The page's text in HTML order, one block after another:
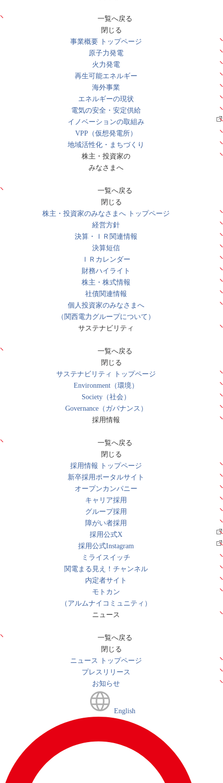
一覧へ戻る
閉じる
事業概要 トップページ
原子力発電
火力発電
再生可能エネルギー
海外事業
エネルギーの現状
電気の安全・安定供給
イノベーションの取組み
VPP（仮想発電所）
地域活性化・まちづくり
株主・投資家の
みなさまへ
一覧へ戻る
閉じる
株主・投資家のみなさまへ トップページ
経営方針
決算・ＩＲ関連情報
決算短信
ＩＲカレンダー
財務ハイライト
株主・株式情報
社債関連情報
個人投資家のみなさまへ
（関西電力グループについて）
サステナビリティ
一覧へ戻る
閉じる
サステナビリティ トップページ
Environment（環境）
Society（社会）
Governance（ガバナンス）
採用情報
一覧へ戻る
閉じる
採用情報 トップページ
新卒採用ポータルサイト
オープンカンパニー
キャリア採用
グループ採用
障がい者採用
採用公式X
採用公式Instagram
ミライスイッチ
関電まる見え！チャンネル
内定者サイト
モトカン
（アルムナイコミュニティ）
ニュース
一覧へ戻る
閉じる
ニュース トップページ
プレスリリース
お知らせ
English